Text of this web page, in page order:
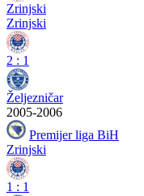
Zrinjski
Zrinjski
2 : 1
Željezničar
2005-2006
Premijer liga BiH
Zrinjski
1 : 1